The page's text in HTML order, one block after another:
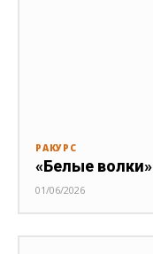
РАКУРС
«Белые
01/06/2026